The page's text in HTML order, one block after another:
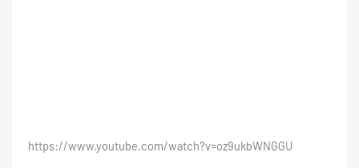
https://www.youtube.com/watch?v=oz9ukbWNGGU